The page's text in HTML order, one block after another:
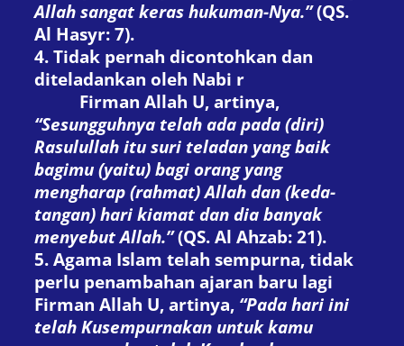
Allah sangat keras hukuman-Nya.”(QS.
Al Hasyr: 7).
4. Tidak pernah dicontohkan dan
diteladankan oleh Nabi r
Firman Allah U, artinya,
“Sesungguhnya telah ada pada (diri)
Rasulullah itu suri teladan yang baik
bagimu (yaitu) bagi orang yang
mengharap (rahmat) Allah dan (keda-
tangan) hari kiamat dan dia banyak
menyebut Allah.”(QS. Al Ahzab: 21).
5. Agama Islam telah sempurna, tidak
perlu penambahan ajaran baru lagi
Firman Allah U, artinya, “Pada hari ini
telah Kusempurnakan untuk kamu